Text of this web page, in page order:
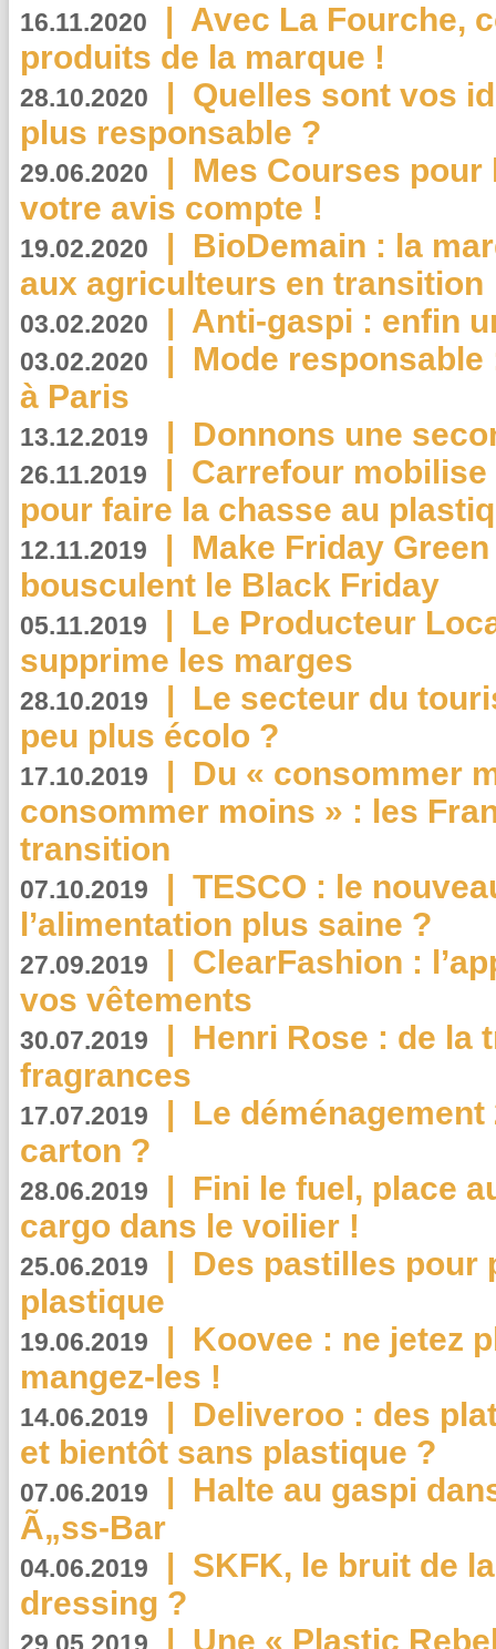
16.11.2020 | Avec La Fourche,
produits de la marque !
28.10.2020 | Quelles sont vos
plus responsable ?
29.06.2020 | Mes Courses pour
votre avis compte !
19.02.2020 | BioDemain : la
aux agriculteurs en transition
03.02.2020 | Anti-gaspi : enfin
03.02.2020 | Mode
à Paris
13.12.2019 | Donnons une
26.11.2019 | Carrefour
pour faire la chasse au
12.11.2019 | Make Friday
bousculent le Black Friday
05.11.2019 | Le Producteur
supprime les marges
28.10.2019 | Le secteur du
peu plus écolo ?
17.10.2019 | Du « consommer
consommer moins » : les
transition
07.10.2019 | TESCO : le
l’alimentation plus saine ?
27.09.2019 | ClearFashion :
vos vêtements
30.07.2019 | Henri Rose : de la
fragrances
17.07.2019 | Le
carton ?
28.06.2019 | Fini le fuel, place
cargo dans le voilier !
25.06.2019 | Des pastilles pour
plastique
19.06.2019 | Koovee : ne jetez
mangez-les !
14.06.2019 | Deliveroo : des
et bientôt sans plastique ?
07.06.2019 | Halte au gaspi
Ã„ss-Bar
04.06.2019 | SKFK, le bruit de
dressing ?
| Une « Plastic